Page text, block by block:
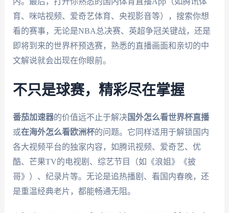
育、咪咕视频、爱奇艺体育、央视影音等），搜索你想
看的赛事，无论是NBA总决赛、英超争冠关键战，还是
即将到来的世界杯预选赛，熟悉的直播画面和亲切的中
文解说就会出现在你眼前。
不只是球赛，精彩尽在掌握
番茄加速器的价值远不止于解决国外怎么看世界杯直播
或在海外怎么看欧洲杯的问题。它同样适用于解锁国内
各大视频平台的独家内容，如腾讯视频、爱奇艺、优
酷、芒果TV的电视剧、综艺节目（如《浪姐》《披
哥》）、纪录片等。无论是追热播剧、看国内春晚，还
是重温经典老片，都能畅通无阻。